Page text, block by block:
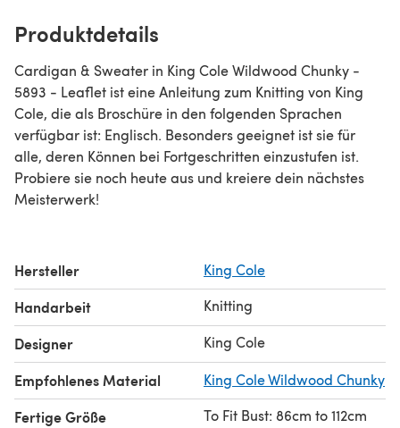
Produktdetails
Cardigan & Sweater in King Cole Wildwood Chunky -
5893 - Leaflet ist eine Anleitung zum Knitting von King
Cole, die als Broschüre in den folgenden Sprachen
verfügbar ist: Englisch. Besonders geeignet ist sie für
alle, deren Können bei Fortgeschritten einzustufen ist.
Probiere sie noch heute aus und kreiere dein nächstes
Meisterwerk!
Hersteller King Cole
Handarbeit Knitting
Designer King Cole
Empfohlenes Material King Cole Wildwood Chunky
Fertige Größe To Fit Bust: 86cm to 112cm